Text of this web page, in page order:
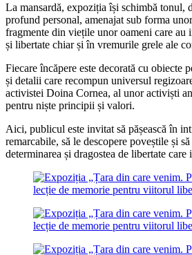
La mansardă, expoziția își schimbă tonul,
profund personal, amenajat sub forma
fragmente din viețile unor oameni care au
și libertate chiar și în vremurile grele ale
Fiecare încăpere este decorată cu obiecte
și detalii care recompun universul
activistei Doina Cornea, al unor activiști
pentru niște principii și valori.
Aici, publicul este invitat să pășească în
remarcabile, să le descopere poveștile și
determinarea și dragostea de libertate care